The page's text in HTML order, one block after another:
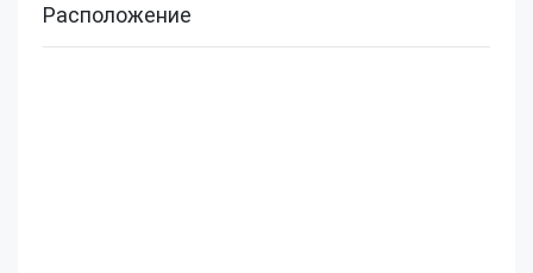
Расположение